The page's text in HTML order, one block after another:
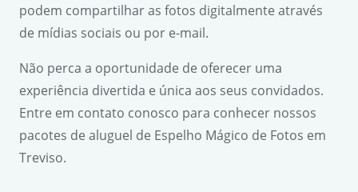
podem compartilhar as fotos digitalmente através
de mídias sociais ou por e-mail.
Não perca a oportunidade de oferecer uma
experiência divertida e única aos seus convidados.
Entre em contato conosco para conhecer nossos
pacotes de aluguel de Espelho Mágico de Fotos em
Treviso.